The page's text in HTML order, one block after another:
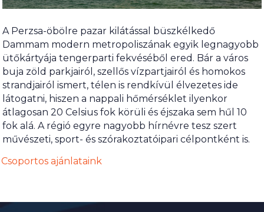
A Perzsa-öbölre pazar kilátással büszkélkedő
Dammam modern metropoliszának egyik legnagyobb
ütőkártyája tengerparti fekvéséből ered. Bár a város
buja zöld parkjairól, szellős vízpartjairól és homokos
strandjairól ismert, télen is rendkívül élvezetes ide
látogatni, hiszen a nappali hőmérséklet ilyenkor
átlagosan 20 Celsius fok körüli és éjszaka sem hűl 10
fok alá. A régió egyre nagyobb hírnévre tesz szert
művészeti, sport- és szórakoztatóipari célpontként is.
Csoportos ajánlataink